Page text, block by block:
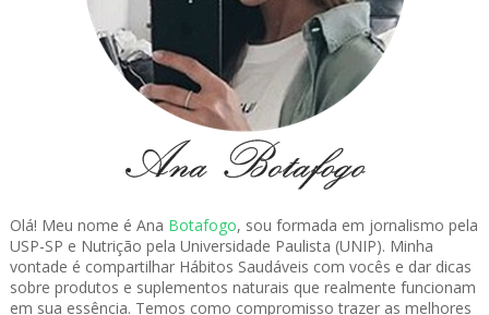
Olá! Meu nome é Ana Botafogo, sou formada em jornalismo pela
USP-SP e Nutrição pela Universidade Paulista (UNIP). Minha
vontade é compartilhar Hábitos Saudáveis com vocês e dar dicas
sobre produtos e suplementos naturais que realmente funcionam
em sua essência. Temos como compromisso trazer as melhores